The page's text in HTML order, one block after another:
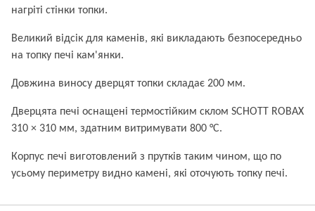
нагріті стінки топки.
Великий відсік для каменів, які викладають безпосередньо
на топку печі кам'янки.
Довжина виносу дверцят топки складає 200 мм.
Дверцята печі оснащені термостійким склом SCHOTT ROBAX
310 × 310 мм, здатним витримувати 800 °С.
Корпус печі виготовлений з прутків таким чином, що по
усьому периметру видно камені, які оточують топку печі.